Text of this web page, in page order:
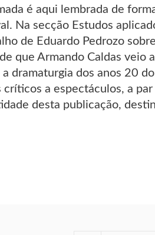
é aqui lembrada de
Na secção Estudos
de Eduardo Pedrozo
que Armando Caldas veio
dramaturgia dos anos 20
a espectáculos, a
desta publicação,